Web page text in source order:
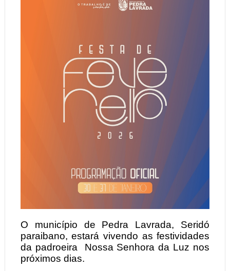
O município de Pedra Lavrada, Seridó
paraibano, estará vivendo as festividades
da padroeira Nossa Senhora da Luz nos
próximos dias.